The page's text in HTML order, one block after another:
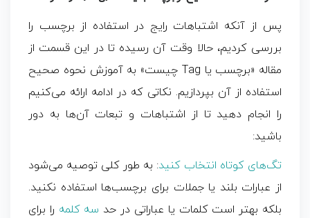
پس از آنکه اشتباهات رایج در استفاده از برچسب را
بررسی کردیم، حالا وقت آن رسیده تا در این قسمت از
مقاله «برچسب یا Tag چیست» به آموزش نحوه صحیح
استفاده از آن بپردازیم. نکاتی که در ادامه ارائه می‌کنیم
را انجام دهید تا از اشتباهات و تبعات آن‌ها به ‌دور
باشید:
تگ‌های کوتاه انتخاب کنید: به ‌طور کلی توصیه می‌شود
از عبارات بلند یا جملات برای برچسب‌ها استفاده نکنید.
بلکه بهتر است کلمات یا عباراتی در حد سه کلمه را برای